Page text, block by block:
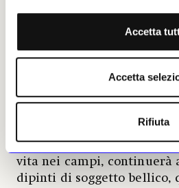
Accetta
Accetta
Rifiuta
ben ricordata nelle fonti,
della forma dei maestri
Negli stessi anni anche
altro temperamento
unito nella profonda
rimasta fuori dalle glorie
oltre a ritrarre con tono
vita nei campi, continuerà
dipinti di soggetto bellico,